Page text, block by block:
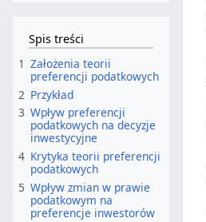
Spis treści
1 Założenia teorii
preferencji podatkowych
2 Przykład
3 Wpływ preferencji
podatkowych na decyzje
inwestycyjne
4 Krytyka teorii preferencji
podatkowych
5 Wpływ zmian w prawie
podatkowym na
preferencje inwestorów